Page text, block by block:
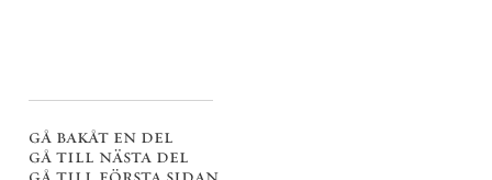
gå bakåt en del
gå till nästa del